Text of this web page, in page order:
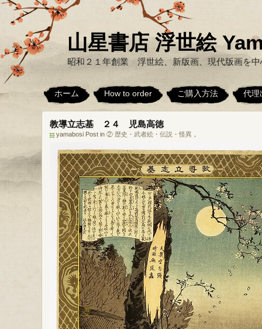
山星書店 浮世絵
昭和２１年創業 浮世絵、新版画、現代版画を
ホーム How to order ご購入方法 代理
教導立志基 ２４ 児島高徳
yamabosi Post in ② 歴史・武者絵・伝説・怪異 ，